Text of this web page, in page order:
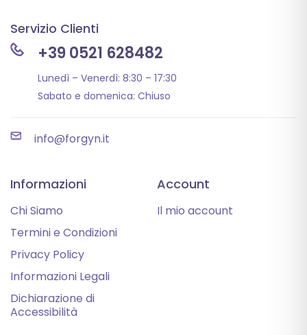
Servizio Clienti
+39 0521 628482
Lunedì – Venerdì: 8:30 – 17:30
Sabato e domenica: Chiuso
info@forgyn.it
Informazioni
Chi Siamo
Termini e Condizioni
Privacy Policy
Informazioni Legali
Dichiarazione di
Accessibilità
Account
Il mio account